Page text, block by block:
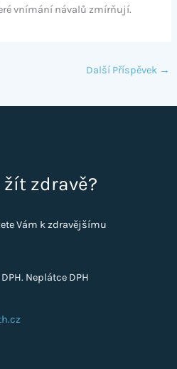
vnímání návalů zmírňují.
Další Příspěvek →
zdravě?
Vám k zdravějšímu
Neplátce DPH